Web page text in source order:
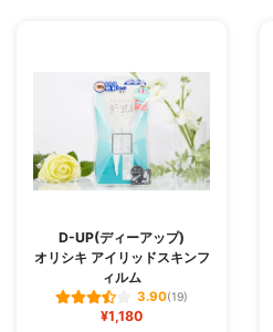
D-UP(ディーアップ)
オリシキ アイリッドスキンフ
ィルム
3.90(19)
¥1,180